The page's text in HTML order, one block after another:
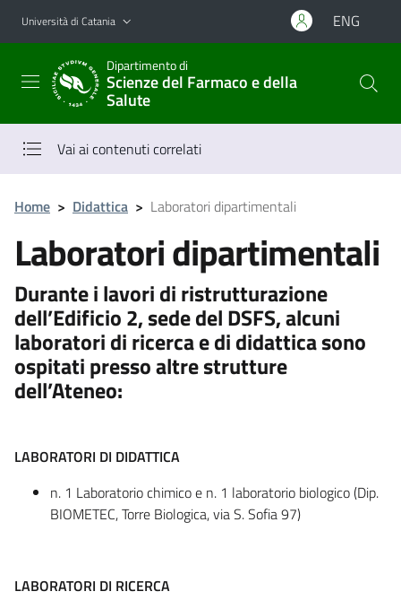
Vai al contenuto principale
Vai al menu di navigazione
Università di Catania ENG
Dipartimento di
Scienze del Farmaco e della
Salute
Vai ai contenuti correlati
Home > Didattica > Laboratori dipartimentali
Laboratori dipartimentali
Durante i lavori di ristrutturazione
dell’Edificio 2, sede del DSFS, alcuni
laboratori di ricerca e di didattica sono
ospitati presso altre strutture
dell’Ateneo:
LABORATORI DI DIDATTICA
n. 1 Laboratorio chimico e n. 1 laboratorio biologico (Dip.
BIOMETEC, Torre Biologica, via S. Sofia 97)
LABORATORI DI RICERCA